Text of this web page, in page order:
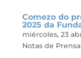
Comezo do
2025 da
miércoles, 23
Notas de Prensa